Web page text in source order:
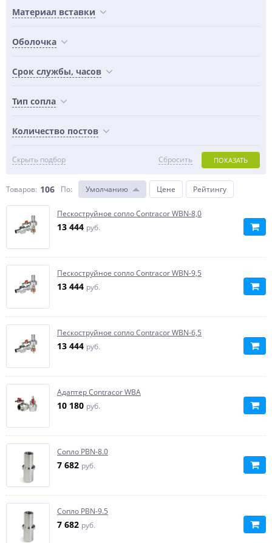
Материал вставки
Оболочка
Срок службы, часов
Тип сопла
Количество постов
Скрыть подбор ПОКАЗАТЬ
Сбросить
Товаров: 106 По: Умолчанию Цене Рейтингу
Пескоструйное сопло Contracor WBN-8,0
13 444 руб.
Пескоструйное сопло Contracor WBN-9,5
13 444 руб.
Пескоструйное сопло Contracor WBN-6,5
13 444 руб.
Адаптер Contracor WBА
10 180 руб.
Сопло PBN-8.0
7 682 руб.
Сопло PBN-9.5
7 682 руб.